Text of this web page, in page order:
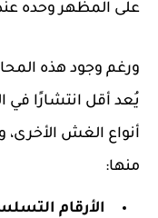
على المظهر وحده
ورغم وجود هذه
يُعد أقل انتشارًا
أنواع الغش
منها:
الأرقام